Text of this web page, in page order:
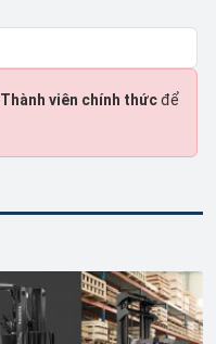
Thành viên chính thứcđể